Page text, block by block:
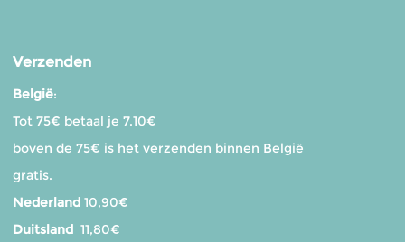
Verzenden
België:
Tot 75€ betaal je 7.10€
boven de 75€ is het verzenden binnen België
gratis.
Nederland10,90€
Duitsland11,80€